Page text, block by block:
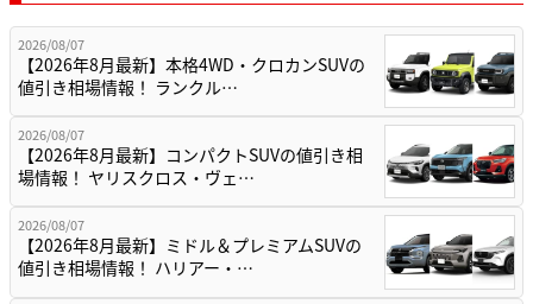
2026/08/07
【2026年8月最新】本格4WD・クロカンSUVの
値引き相場情報！ ランクル…
2026/08/07
【2026年8月最新】コンパクトSUVの値引き相
場情報！ ヤリスクロス・ヴェ…
2026/08/07
【2026年8月最新】ミドル＆プレミアムSUVの
値引き相場情報！ ハリアー・…